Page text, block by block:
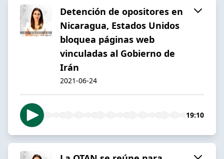
Detención de opositores en
Nicaragua, Estados Unidos
bloquea páginas web
vinculadas al Gobierno de
Irán
2021-06-24
19:10